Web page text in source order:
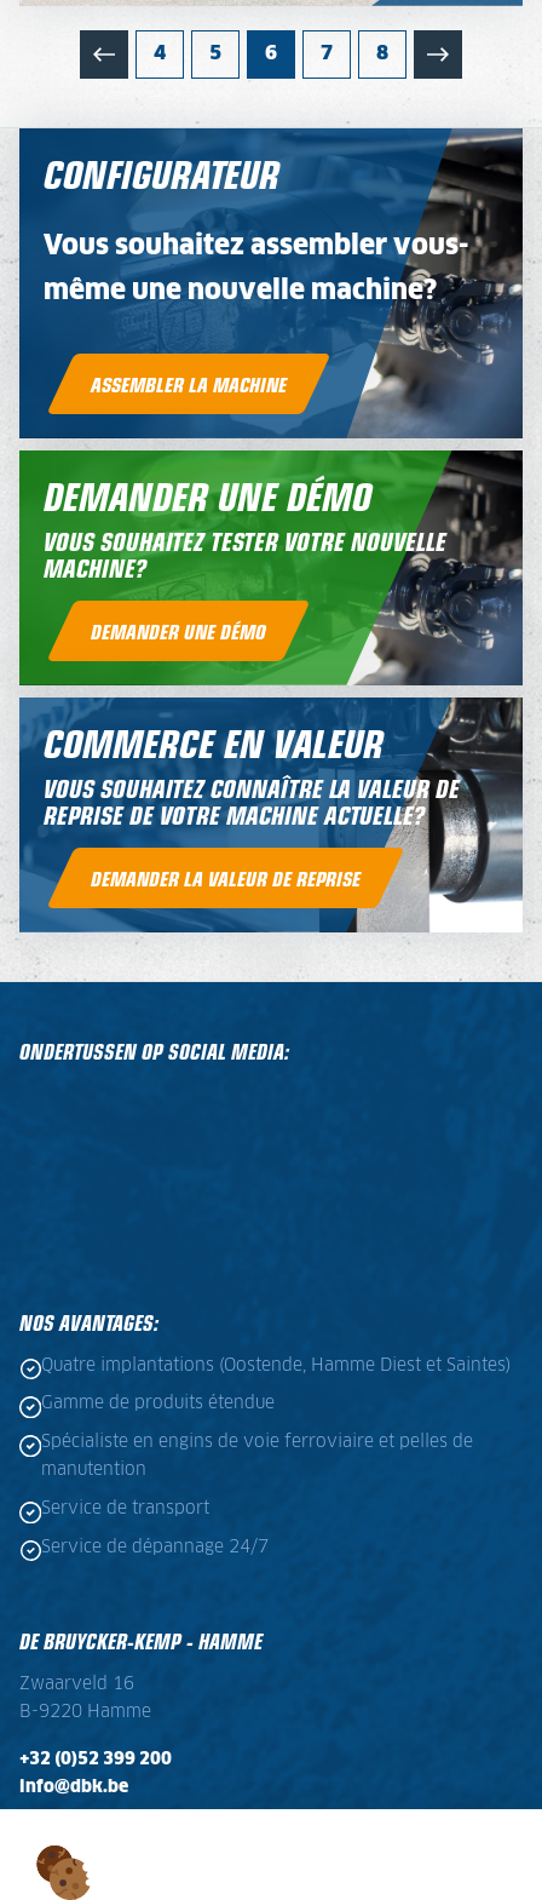
4 5 6 7 8
CONFIGURATEUR
Vous souhaitez assembler vous-
même une nouvelle machine?
ASSEMBLER LA MACHINE
DEMANDER UNE DÉMO
VOUS SOUHAITEZ TESTER VOTRE NOUVELLE
MACHINE?
DEMANDER UNE DÉMO
COMMERCE EN VALEUR
VOUS SOUHAITEZ CONNAÎTRE LA VALEUR DE
REPRISE DE VOTRE MACHINE ACTUELLE?
DEMANDER LA VALEUR DE REPRISE
ONDERTUSSEN OP SOCIAL MEDIA:
NOS AVANTAGES:
Quatre implantations (Oostende, Hamme Diest et Saintes)
Gamme de produits étendue
Spécialiste en engins de voie ferroviaire et pelles de
manutention
Service de transport
Service de dépannage 24/7
DE BRUYCKER-KEMP - HAMME
Zwaarveld 16
B-9220 Hamme
+32 (0)52 399 200
info@dbk.be
Ma - Vr: